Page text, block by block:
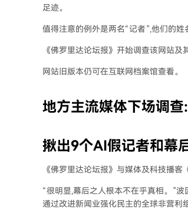
足迹。
值得注意的例外是两名“记者”,他们的
《佛罗里达论坛报》开始调查该网站
网站旧版本仍可在互联网档案馆查看。
地方主流媒体下场调查:
揪出9个AI假记者和幕
《佛罗里达论坛报》与媒体及科技播
“很明显,幕后之人根本不在乎真相。”
通过改进新闻业强化民主的全球非营利